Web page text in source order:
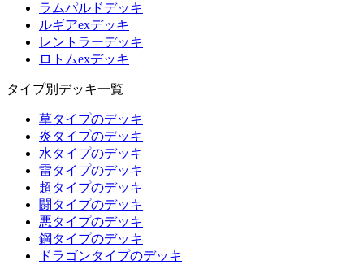
ラムパルドデッキ
ルギアexデッキ
レントラーデッキ
ロトムexデッキ
タイプ別デッキ一覧
草タイプのデッキ
炎タイプのデッキ
水タイプのデッキ
雷タイプのデッキ
超タイプのデッキ
闘タイプのデッキ
悪タイプのデッキ
鋼タイプのデッキ
ドラゴンタイプのデッキ